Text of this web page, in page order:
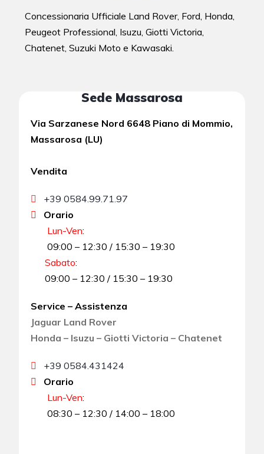
Concessionaria Ufficiale Land Rover, Ford, Honda,
Peugeot Professional, Isuzu, Giotti Victoria,
Chatenet, Suzuki Moto e Kawasaki.
Sede Massarosa
Via Sarzanese Nord 6648 Piano di Mommio,
Massarosa (LU)
Vendita
+39 0584.99.71.97
Orario
Lun-Ven:
09:00 – 12:30 / 15:30 – 19:30
Sabato:
09:00 – 12:30 / 15:30 – 19:30
Service – Assistenza
Jaguar Land Rover
Honda – Isuzu – Giotti Victoria – Chatenet
+39 0584.431424
Orario
Lun-Ven:
08:30 – 12:30 / 14:00 – 18:00